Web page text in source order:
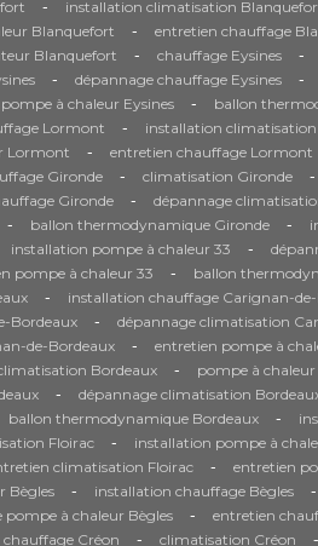
- installation climatisation
Blanquefort - entretien chauffage
Blanquefort - chauffage Eysines -
- dépannage chauffage Eysines -
à chaleur Eysines - ballon
Lormont - installation
Lormont - entretien chauffage Lormont
Gironde - climatisation Gironde -
Gironde - dépannage
- ballon thermodynamique Gironde -
installation pompe à chaleur 33 -
pompe à chaleur 33 - ballon
- installation chauffage Carignan-
Bordeaux - dépannage climatisation
de-Bordeaux - entretien pompe à
Bordeaux - pompe à
- dépannage climatisation
ballon thermodynamique Bordeaux -
Floirac - installation pompe à
climatisation Floirac - entretien
Bègles - installation chauffage Bègles -
pompe à chaleur Bègles - entretien
chauffage Créon - climatisation Créon -